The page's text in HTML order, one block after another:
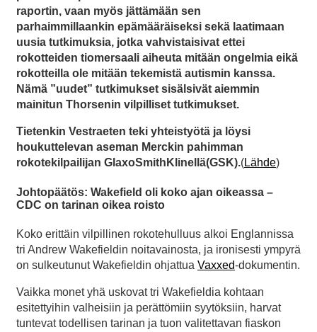
raportin, vaan myös jättämään sen
parhaimmillaankin epämääräiseksi sekä laatimaan
uusia tutkimuksia, jotka vahvistaisivat ettei
rokotteiden tiomersaali aiheuta mitään ongelmia eikä
rokotteilla ole mitään tekemistä autismin kanssa.
Nämä ”uudet” tutkimukset sisälsivät aiemmin
mainitun Thorsenin vilpilliset tutkimukset.
Tietenkin Vestraeten teki yhteistyötä ja löysi
houkuttelevan aseman Merckin pahimman
rokotekilpailijan GlaxoSmithKlinellä(GSK).(Lähde)
Johtopäätös: Wakefield oli koko ajan oikeassa –
CDC on tarinan oikea roisto
Koko erittäin vilpillinen rokotehulluus alkoi Englannissa
tri Andrew Wakefieldin noitavainosta, ja ironisesti ympyrä
on sulkeutunut Wakefieldin ohjattua Vaxxed-dokumentin.
Vaikka monet yhä uskovat tri Wakefieldia kohtaan
esitettyihin valheisiin ja perättömiin syytöksiin, harvat
tuntevat todellisen tarinan ja tuon valitettavan fiaskon